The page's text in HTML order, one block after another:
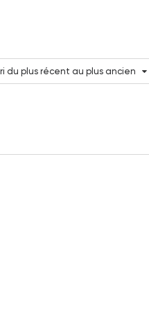
du plus récent au plus ancien